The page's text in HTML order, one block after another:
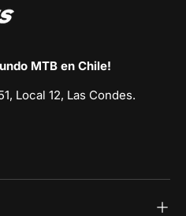
MTB en Chile!
Local 12, Las Condes.